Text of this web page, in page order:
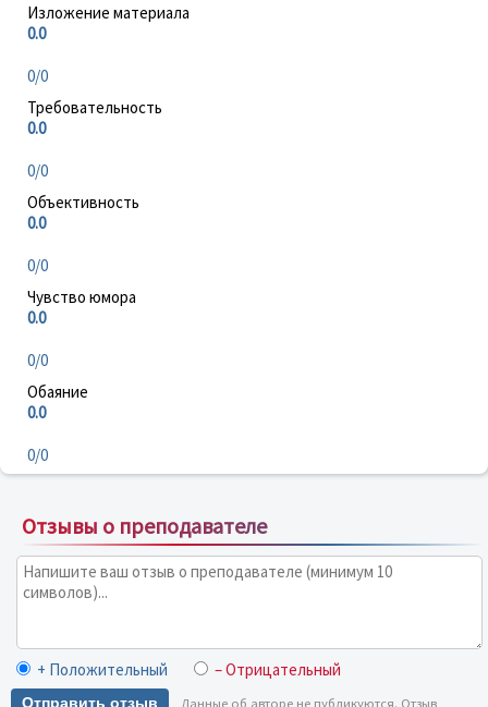
Изложение материала
0.0
0/0
Требовательность
0.0
0/0
Объективность
0.0
0/0
Чувство юмора
0.0
0/0
Обаяние
0.0
0/0
Отзывы о преподавателе
+ Положительный – Отрицательный
Отправить отзыв Данные об авторе не публикуются. Отзыв